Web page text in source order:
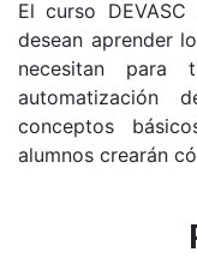
El curso
desean aprender
necesitan para
automatización
conceptos
alumnos crearán